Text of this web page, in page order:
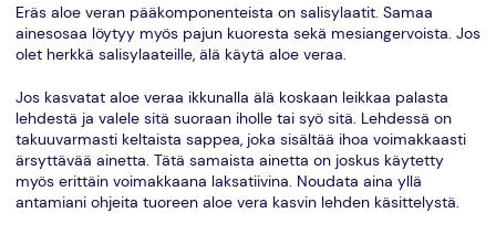
Eräs aloe veran pääkomponenteista on salisylaatit. Samaa
ainesosaa löytyy myös pajun kuoresta sekä mesiangervoista. Jos
olet herkkä salisylaateille, älä käytä aloe veraa.
Jos kasvatat aloe veraa ikkunalla älä koskaan leikkaa palasta
lehdestä ja valele sitä suoraan iholle tai syö sitä. Lehdessä on
takuuvarmasti keltaista sappea, joka sisältää ihoa voimakkaasti
ärsyttävää ainetta. Tätä samaista ainetta on joskus käytetty
myös erittäin voimakkaana laksatiivina. Noudata aina yllä
antamiani ohjeita tuoreen aloe vera kasvin lehden käsittelystä.